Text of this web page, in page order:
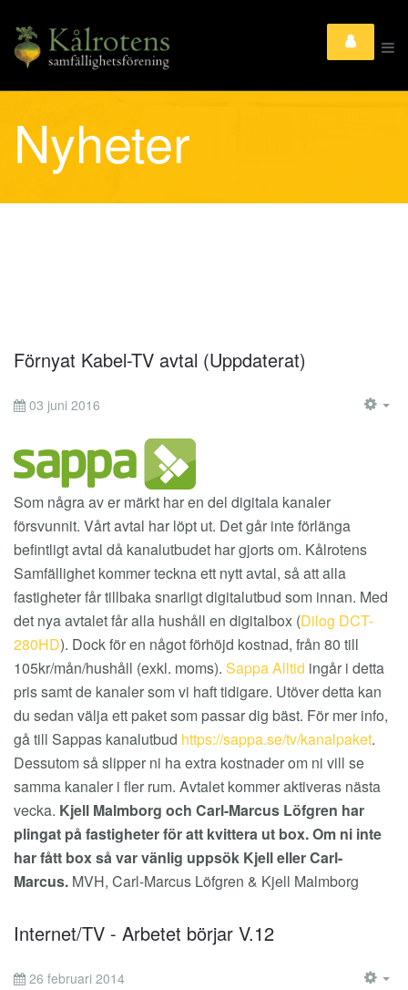
Nyheter
Förnyat Kabel-TV avtal (Uppdaterat)
03 juni 2016
Som några av er märkt har en del digitala kanaler
försvunnit. Vårt avtal har löpt ut. Det går inte förlänga
befintligt avtal då kanalutbudet har gjorts om. Kålrotens
Samfällighet kommer teckna ett nytt avtal, så att alla
fastigheter får tillbaka snarligt digitalutbud som innan. Med
det nya avtalet får alla hushåll en digitalbox (Dilog DCT-
280HD). Dock för en något förhöjd kostnad, från 80 till
105kr/mån/hushåll (exkl. moms). Sappa Alltid ingår i detta
pris samt de kanaler som vi haft tidigare. Utöver detta kan
du sedan välja ett paket som passar dig bäst. För mer info,
gå till Sappas kanalutbud https://sappa.se/tv/kanalpaket.
Dessutom så slipper ni ha extra kostnader om ni vill se
samma kanaler i fler rum. Avtalet kommer aktiveras nästa
vecka. Kjell Malmborg och Carl-Marcus Löfgren har
plingat på fastigheter för att kvittera ut box. Om ni inte
har fått box så var vänlig uppsök Kjell eller Carl-
Marcus. MVH, Carl-Marcus Löfgren & Kjell Malmborg
Internet/TV - Arbetet börjar V.12
26 februari 2014